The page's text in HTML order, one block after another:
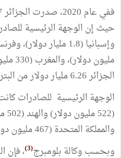
الجزائر 6.26 مليار دولار من البترول الخام.
والمملكة المتحدة (467 مليون دولار).
وبحسب وكالة بلومبرج(3) ، فإن